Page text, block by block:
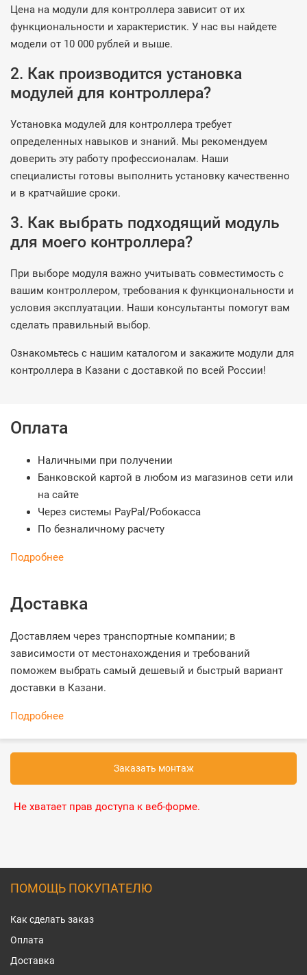
Цена на модули для контроллера зависит от их
функциональности и характеристик. У нас вы найдете
модели от 10 000 рублей и выше.
2. Как производится установка
модулей для контроллера?
Установка модулей для контроллера требует
определенных навыков и знаний. Мы рекомендуем
доверить эту работу профессионалам. Наши
специалисты готовы выполнить установку качественно
и в кратчайшие сроки.
3. Как выбрать подходящий модуль
для моего контроллера?
При выборе модуля важно учитывать совместимость с
вашим контроллером, требования к функциональности и
условия эксплуатации. Наши консультанты помогут вам
сделать правильный выбор.
Ознакомьтесь с нашим каталогом и закажите модули для
контроллера в Казани с доставкой по всей России!
Оплата
Наличными при получении
Банковской картой в любом из магазинов сети или
на сайте
Через системы PayPal/Робокасса
По безналичному расчету
Подробнее
Доставка
Доставляем через транспортные компании; в
зависимости от местонахождения и требований
поможем выбрать самый дешевый и быстрый вариант
доставки в Казани.
Подробнее
Заказать монтаж
Не хватает прав доступа к веб-форме.
ПОМОЩЬ ПОКУПАТЕЛЮ
Как сделать заказ
Оплата
Доставка